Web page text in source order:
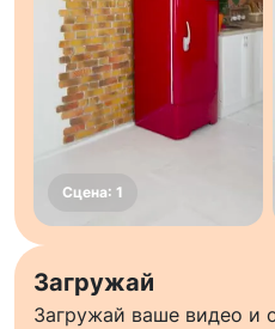
Загружай
Загружай ваше видео и